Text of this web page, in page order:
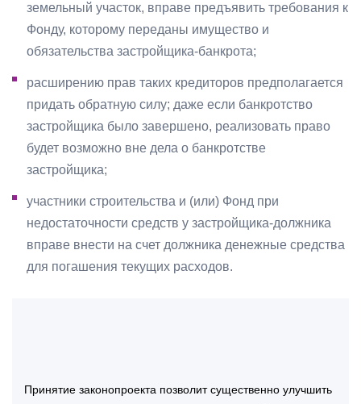
земельный участок, вправе предъявить требования к
Фонду, которому переданы имущество и
обязательства застройщика-банкрота;
расширению прав таких кредиторов предполагается
придать обратную силу; даже если банкротство
застройщика было завершено, реализовать право
будет возможно вне дела о банкротстве
застройщика;
участники строительства и (или) Фонд при
недостаточности средств у застройщика-должника
вправе внести на счет должника денежные средства
для погашения текущих расходов.
Принятие законопроекта позволит существенно улучшить